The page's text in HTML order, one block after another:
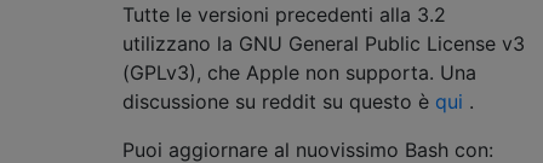
Tutte le versioni precedenti alla 3.2
utilizzano la GNU General Public License v3
(GPLv3), che Apple non supporta. Una
discussione su reddit su questo è qui .
Puoi aggiornare al nuovissimo Bash con: